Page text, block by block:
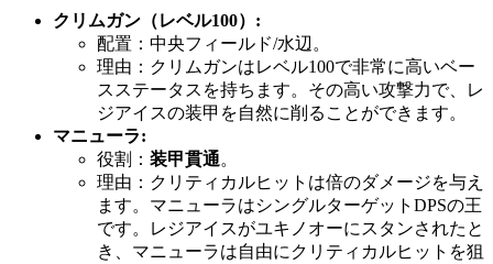
クリムガン（レベル100）:
配置：中央フィールド/水辺。
理由：クリムガンはレベル100で非常に高いベー
スステータスを持ちます。その高い攻撃力で、レ
ジアイスの装甲を自然に削ることができます。
マニューラ:
役割： 装甲貫通。
理由：クリティカルヒットは倍のダメージを与え
ます。マニューラはシングルターゲットDPSの王
です。レジアイスがユキノオーにスタンされたと
き、マニューラは自由にクリティカルヒットを狙